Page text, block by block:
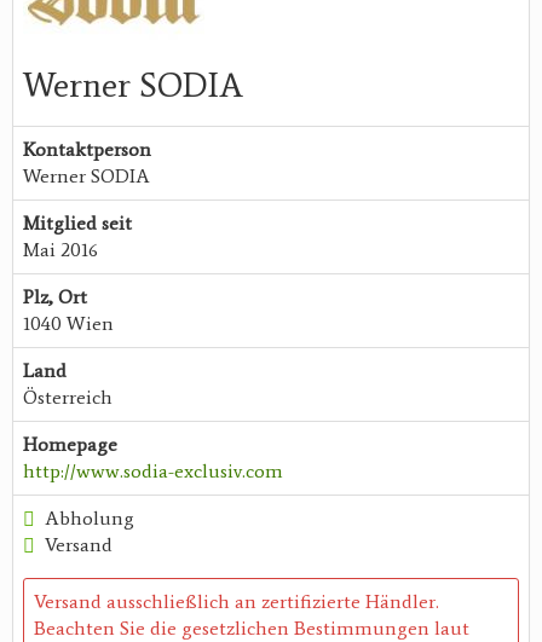
Werner SODIA
Kontaktperson
Werner SODIA
Mitglied seit
Mai 2016
Plz, Ort
1040 Wien
Land
Österreich
Homepage
http://www.sodia-exclusiv.com
Abholung
Versand
Versand ausschließlich an zertifizierte Händler.
Beachten Sie die gesetzlichen Bestimmungen laut